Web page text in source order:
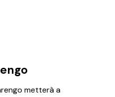
metterà a